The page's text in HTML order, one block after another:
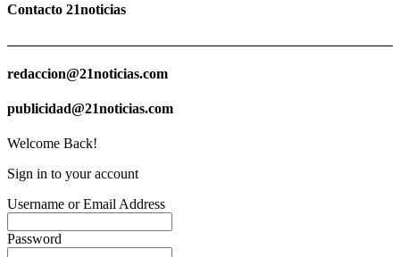
Contacto 21noticias
redaccion@21noticias.com
publicidad@21noticias.com
Welcome Back!
Sign in to your account
Username or Email Address
Password